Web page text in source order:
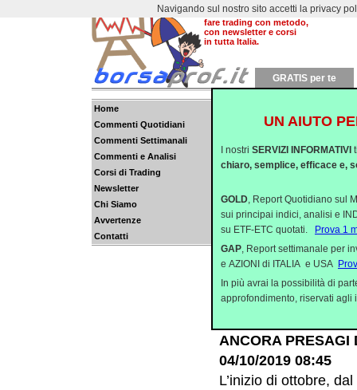
Dal 2000 aiutiamo a
fare trading con metodo,
con newsletter e corsi
in tutta Italia.
GRATIS per te
Home
Commenti Quotidiani
Commenti Settimanali
Commenti e Analisi
Corsi di Trading
Newsletter
Chi Siamo
Avvertenze
Contatti
08/10/2019 08:45
caratterizzata da
indici americani
SEMPRE
La prima settimana
volatilità, arrivata
ANCORA PRESAGI
04/10/2019 08:45
L’inizio di ottobre,
UN AIUTO
I nostri SERVIZI INFORMATIVI
chiaro, semplice, efficace e,
GOLD, Report Quotidiano sul
sui principai indici, analisi e
su ETF-ETC quotati.
Prova 1
GAP, Report settimanale per
e AZIONI di ITALIA e USA
In più avrai la possibilità di
approfondimento, riservati agli
Navigando sul nostro sito accetti la privacy